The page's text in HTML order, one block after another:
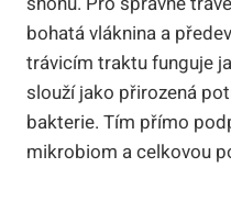
bohatá vláknina a
trávicím traktu funguje
slouží jako přirozená
bakterie. Tím přímo
mikrobiom a celkovou